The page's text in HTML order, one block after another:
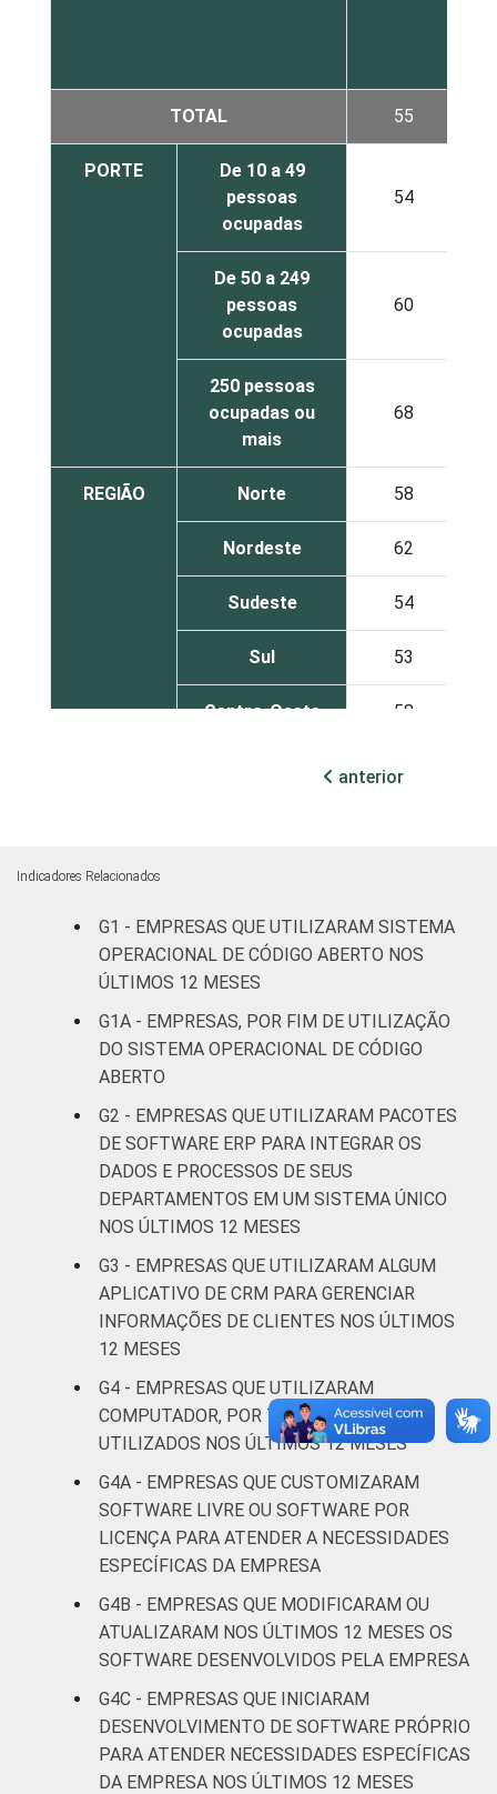
TOTAL 55
PORTE
De 10 a 49
pessoas
ocupadas
54
De 50 a 249
pessoas
ocupadas
60
250 pessoas
ocupadas ou
mais
68
REGIÃO Norte 58
Nordeste 62
Sudeste 54
Sul 53
Centro-Oeste 58
47
reparação de
veículos
automotores e
57
Transporte,
correio
Alojamento e
alimentação
50
comunicação
70
Atividades
atividades
profissionais,
científicas e
atividades
administrativas
e serviços
complementares
63
Artes, cultura,
esporte e
outras
atividades de
serviços
anterior
Indicadores Relacionados
G1 - EMPRESAS QUE UTILIZARAM SISTEMA
OPERACIONAL DE CÓDIGO ABERTO NOS
ÚLTIMOS 12 MESES
G1A - EMPRESAS, POR FIM DE UTILIZAÇÃO
DO SISTEMA OPERACIONAL DE CÓDIGO
ABERTO
G2 - EMPRESAS QUE UTILIZARAM PACOTES
DE SOFTWARE ERP PARA INTEGRAR OS
DADOS E PROCESSOS DE SEUS
DEPARTAMENTOS EM UM SISTEMA ÚNICO
NOS ÚLTIMOS 12 MESES
G3 - EMPRESAS QUE UTILIZARAM ALGUM
APLICATIVO DE CRM PARA GERENCIAR
INFORMAÇÕES DE CLIENTES NOS ÚLTIMOS
12 MESES
G4 - EMPRESAS QUE UTILIZARAM
COMPUTADOR, POR TIPO DE SOFTWARE
UTILIZADOS NOS ÚLTIMOS 12 MESES
G4A - EMPRESAS QUE CUSTOMIZARAM
SOFTWARE LIVRE OU SOFTWARE POR
LICENÇA PARA ATENDER A NECESSIDADES
ESPECÍFICAS DA EMPRESA
G4B - EMPRESAS QUE MODIFICARAM OU
ATUALIZARAM NOS ÚLTIMOS 12 MESES OS
SOFTWARE DESENVOLVIDOS PELA EMPRESA
G4C - EMPRESAS QUE INICIARAM
DESENVOLVIMENTO DE SOFTWARE PRÓPRIO
PARA ATENDER NECESSIDADES ESPECÍFICAS
DA EMPRESA NOS ÚLTIMOS 12 MESES